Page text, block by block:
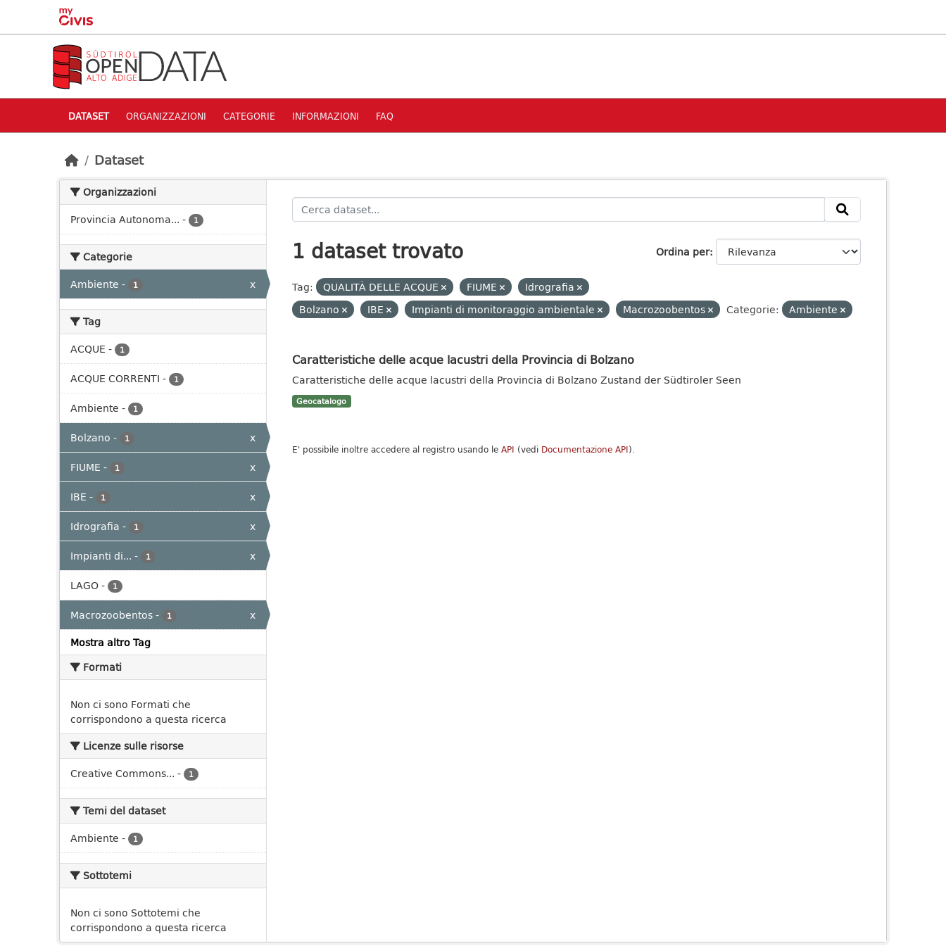
Skip to main content
DATASET ORGANIZZAZIONI CATEGORIE INFORMAZIONI FAQ
Dataset
Organizzazioni
Provincia Autonoma... - 1
Categorie
Ambiente - 1 x
Tag
ACQUE - 1
ACQUE CORRENTI - 1
Ambiente - 1
Bolzano - 1
x
FIUME - 1
x
IBE - 1
x
Idrografia - 1
x
Impianti di... - 1
x
LAGO- 1
Macrozoobentos- 1
x
Mostra altro Tag
Formati
Non ci sono Formati che
corrispondono a questa ricerca
Licenze sulle risorse
Creative Commons... - 1
Temi del dataset
Ambiente - 1
Sottotemi
Non ci sono Sottotemi che
corrispondono a questa ricerca
Ordina per
1 dataset trovato
Tag: QUALITÀ DELLE ACQUE FIUME
Idrografia
Bolzano
IBE Impianti di monitoraggio ambientale Macrozoobentos Categorie: Ambiente
Caratteristiche delle acque lacustri della Provincia di Bolzano
Caratteristiche delle acque lacustri della Provincia di Bolzano Zustand der Südtiroler Seen
Geocatalogo
E' possibile inoltre accedere al registro usando le API (vedi Documentazione API).